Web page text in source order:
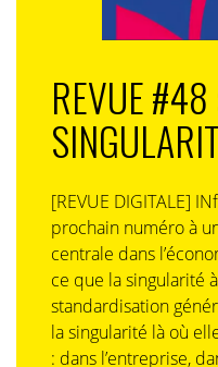
REVUE #48
[REVUE DIGITALE]
prochain numéro à
centrale dans
ce que la singularité
standardisation
la singularité là où
: dans l’entreprise,